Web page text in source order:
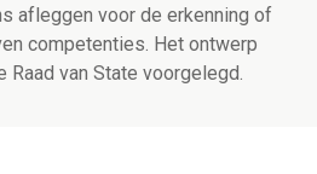
afleggen voor de erkenning of
competenties. Het ontwerp
Raad van State voorgelegd.